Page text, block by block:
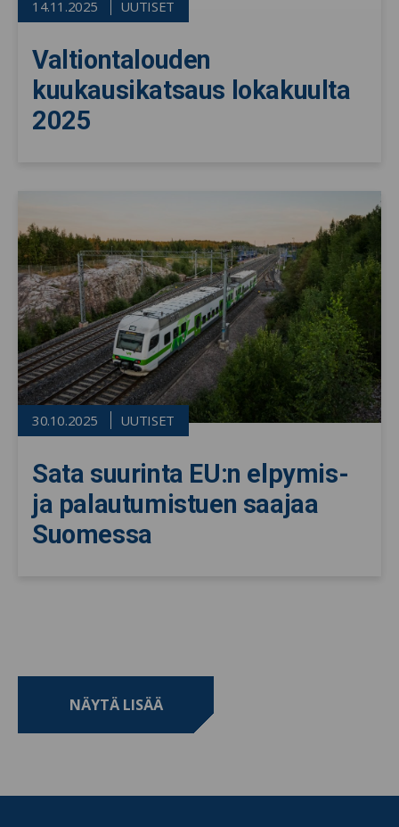
14.11.2025 UUTISET
Valtiontalouden
kuukausikatsaus lokakuulta
2025
30.10.2025 UUTISET
Sata suurinta EU:n elpymis-
ja palautumistuen saajaa
Suomessa
NÄYTÄ LISÄÄ